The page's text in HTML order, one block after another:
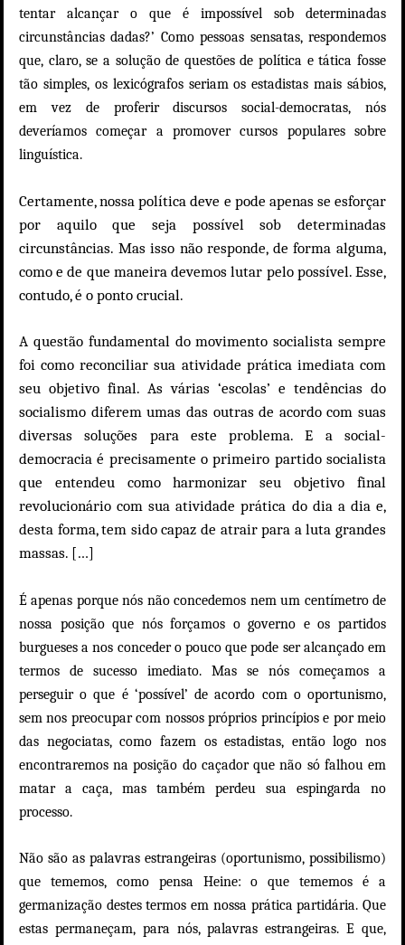
tentar alcançar o que é impossível sob determinadas
circunstâncias dadas?’ Como pessoas sensatas, respondemos
que, claro, se a solução de questões de política e tática fosse
tão simples, os lexicógrafos seriam os estadistas mais sábios,
em vez de proferir discursos social-democratas, nós
deveríamos começar a promover cursos populares sobre
linguística.
Certamente, nossa política deve e pode apenas se esforçar
por aquilo que seja possível sob determinadas
circunstâncias. Mas isso não responde, de forma alguma,
como e de que maneira devemos lutar pelo possível. Esse,
contudo, é o ponto crucial.
A questão fundamental do movimento socialista sempre
foi como reconciliar sua atividade prática imediata com
seu objetivo final. As várias ‘escolas’ e tendências do
socialismo diferem umas das outras de acordo com suas
diversas soluções para este problema. E a social-
democracia é precisamente o primeiro partido socialista
que entendeu como harmonizar seu objetivo final
revolucionário com sua atividade prática do dia a dia e,
desta forma, tem sido capaz de atrair para a luta grandes
massas. […]
É apenas porque nós não concedemos nem um centímetro de
nossa posição que nós forçamos o governo e os partidos
burgueses a nos conceder o pouco que pode ser alcançado em
termos de sucesso imediato. Mas se nós começamos a
perseguir o que é ‘possível’ de acordo com o oportunismo,
sem nos preocupar com nossos próprios princípios e por meio
das negociatas, como fazem os estadistas, então logo nos
encontraremos na posição do caçador que não só falhou em
matar a caça, mas também perdeu sua espingarda no
processo.
Não são as palavras estrangeiras (oportunismo, possibilismo)
que tememos, como pensa Heine: o que tememos é a
germanização destes termos em nossa prática partidária. Que
estas permaneçam, para nós, palavras estrangeiras. E que,